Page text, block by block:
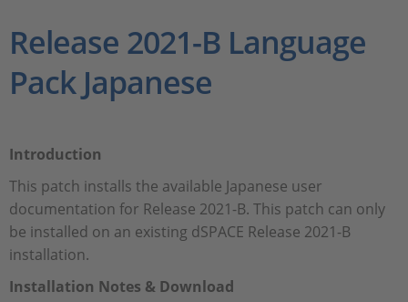
Magazin
Karriere
Release 2021-B Language
Pack Japanese
Introduction
This patch installs the available Japanese user
documentation for Release 2021-B. This patch can only
be installed on an existing dSPACE Release 2021-B
installation.
Installation Notes & Download